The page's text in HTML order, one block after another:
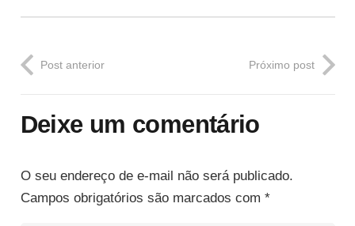
Post anterior Próximo post
Deixe um comentário
O seu endereço de e-mail não será publicado.
Campos obrigatórios são marcados com *